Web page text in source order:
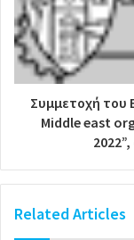
Συμμετοχή του
Middle east
Related Articles